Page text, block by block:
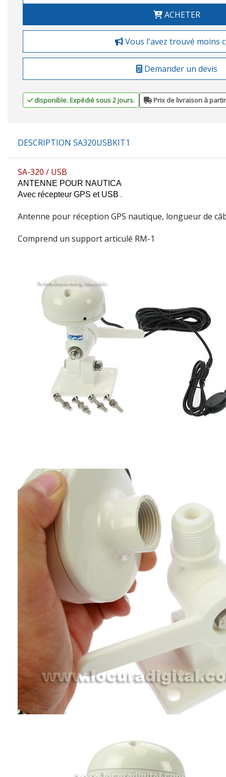
ACHETER
Vous l'avez trouvé moins
Demander un devis
disponible. Expédié sous 2 jours. Prix de livraison à
DESCRIPTION SA320USBKIT1
SA-320 / USB
ANTENNE POUR NAUTICA
Avec récepteur GPS et USB .
Antenne pour réception GPS nautique, longueur de
Comprend un support articulé RM-1